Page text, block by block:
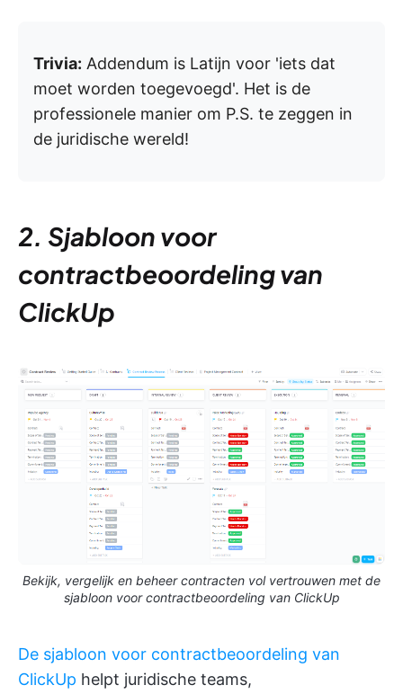
Trivia: Addendum is Latijn voor 'iets dat
moet worden toegevoegd'. Het is de
professionele manier om P.S. te zeggen in
de juridische wereld!
2. Sjabloon voor
contractbeoordeling van
ClickUp
Bekijk, vergelijk en beheer contracten vol vertrouwen met de
sjabloon voor contractbeoordeling van ClickUp
De sjabloon voor contractbeoordeling van
ClickUp helpt juridische teams,